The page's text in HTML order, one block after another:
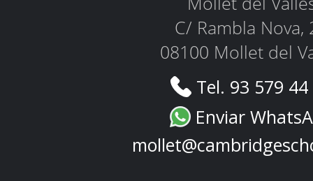
C/ Rambla Nova,
08100 Mollet del
Tel. 93 579
Enviar